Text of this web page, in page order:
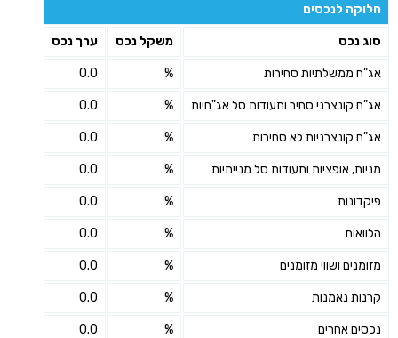
חלוקה לנכסים
סוג נכס משקל נכס ערך נכס
אג"ח ממשלתיות סחירות %
0.0
אג"ח קונצרני סחיר ותעודות סל אג"חיות %
0.0
אג"ח קונצרניות לא סחירות %
0.0
מניות, אופציות ותעודות סל מנייתיות %
0.0
פיקדונות %
0.0
הלוואות %
0.0
מזומנים ושווי מזומנים %
0.0
קרנות נאמנות %
0.0
נכסים אחרים %
0.0